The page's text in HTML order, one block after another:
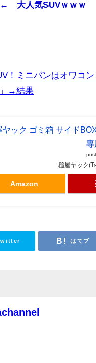
大人気SUVｗｗｗ
！ミニバンはオワコ
→結果
ヤック ゴミ箱 サイド
専
槌屋ヤック
Amazon
はてブ